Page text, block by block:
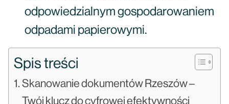
odpowiedzialnym gospodarowaniem
odpadami papierowymi.
Spis treści
Skanowanie dokumentów Rzeszów –
Twój klucz do cyfrowej efektywności